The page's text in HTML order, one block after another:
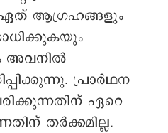
ഏത് ആഗ്രഹങ്ങളും
അവനിൽ
പ്രാർഥന
ഏറെ
തർക്കമില്ല.